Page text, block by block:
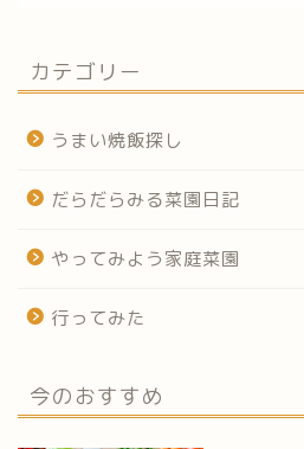
カテゴリー
うまい焼飯探し
だらだらみる菜園日記
やってみよう家庭菜園
行ってみた
今のおすすめ